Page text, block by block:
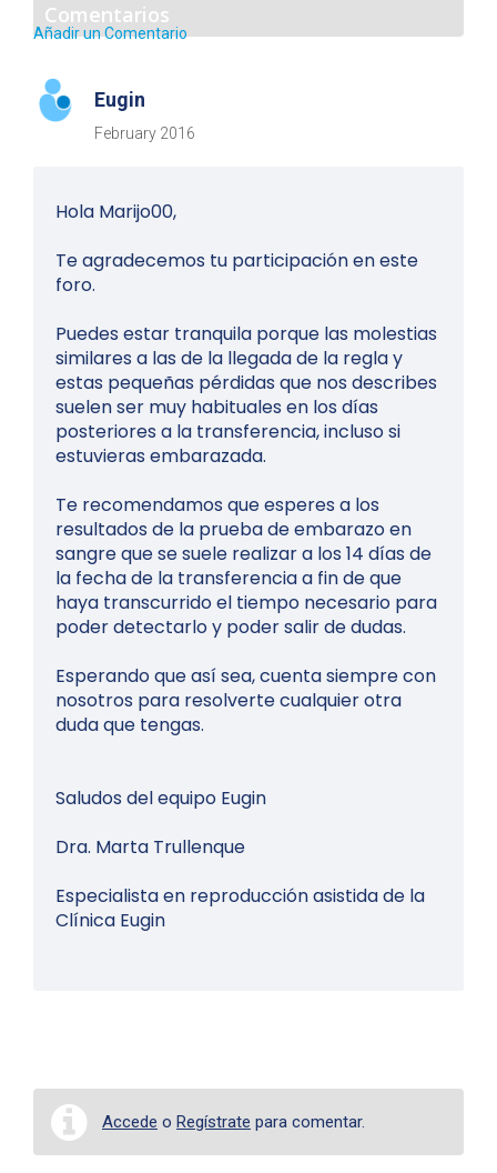
Comentarios
Añadir un Comentario
Eugin
February 2016
Hola Marijo00,
Te agradecemos tu participación en este
foro.
Puedes estar tranquila porque las molestias
similares a las de la llegada de la regla y
estas pequeñas pérdidas que nos describes
suelen ser muy habituales en los días
posteriores a la transferencia, incluso si
estuvieras embarazada.
Te recomendamos que esperes a los
resultados de la prueba de embarazo en
sangre que se suele realizar a los 14 días de
la fecha de la transferencia a fin de que
haya transcurrido el tiempo necesario para
poder detectarlo y poder salir de dudas.
Esperando que así sea, cuenta siempre con
nosotros para resolverte cualquier otra
duda que tengas.
Saludos del equipo Eugin
Dra. Marta Trullenque
Especialista en reproducción asistida de la
Clínica Eugin
Accede o Regístrate para comentar.